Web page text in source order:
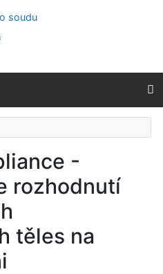
-
rozhodnutí
těles na